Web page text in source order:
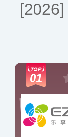
[2026]
01